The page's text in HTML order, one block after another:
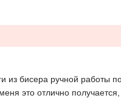
из бисера ручной работы
это отлично